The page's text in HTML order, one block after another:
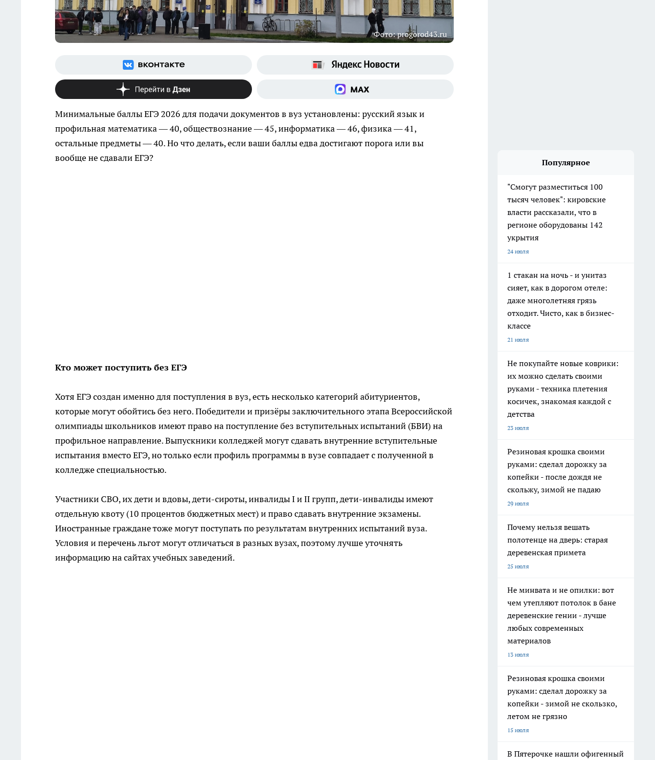
Фото: progorod43.ru
Минимальные баллы ЕГЭ 2026 для подачи документов в вуз установлены: русский язык и
профильная математика — 40, обществознание — 45, информатика — 46, физика — 41,
остальные предметы — 40. Но что делать, если ваши баллы едва достигают порога или вы
вообще не сдавали ЕГЭ?
Кто может поступить без ЕГЭ
Хотя ЕГЭ создан именно для поступления в вуз, есть несколько категорий абитуриентов,
которые могут обойтись без него. Победители и призёры заключительного этапа Всероссийской
олимпиады школьников имеют право на поступление без вступительных испытаний (БВИ) на
профильное направление. Выпускники колледжей могут сдавать внутренние вступительные
испытания вместо ЕГЭ, но только если профиль программы в вузе совпадает с полученной в
колледже специальностью.
Участники СВО, их дети и вдовы, дети-сироты, инвалиды I и II групп, дети-инвалиды имеют
отдельную квоту (10 процентов бюджетных мест) и право сдавать внутренние экзамены.
Иностранные граждане тоже могут поступать по результатам внутренних испытаний вуза.
Условия и перечень льгот могут отличаться в разных вузах, поэтому лучше уточнять
информацию на сайтах учебных заведений.
Популярное
"Смогут разместиться 100
тысяч человек": кировские
власти рассказали, что в
регионе оборудованы 142
укрытия
24 июля
1 стакан на ночь - и унитаз
сияет, как в дорогом отеле:
даже многолетняя грязь
отходит. Чисто, как в бизнес-
классе
21 июля
Не покупайте новые коврики:
их можно сделать своими
руками - техника плетения
косичек, знакомая каждой с
детства
23 июля
Резиновая крошка своими
руками: сделал дорожку за
копейки - после дождя не
скольжу, зимой не падаю
29 июля
Почему нельзя вешать
полотенце на дверь: старая
деревенская примета
25 июля
Не минвата и не опилки: вот
чем утепляют потолок в бане
деревенские гении - лучше
любых современных
материалов
13 июля
Резиновая крошка своими
руками: сделал дорожку за
копейки - зимой не скользко,
летом не грязно
15 июля
В Пятерочке нашли офигенный